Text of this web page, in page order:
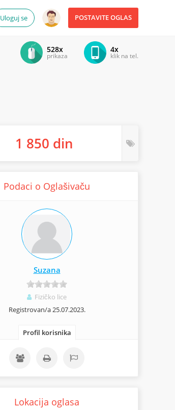
POSTAVITE OGLAS
Uloguj se
4x
klik na tel.
528x
prikaza
1 850 din
Podaci o Oglašivaču
Suzana
Fizičko lice
Registrovan/a 25.07.2023.
Profil korisnika
Lokacija oglasa